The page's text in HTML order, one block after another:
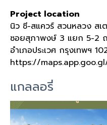
Project location
นิว ซี-สแควร์ สวนหลวง สเ
ซอยสุภาพงษ์ 3 แยก 5-2
อำเภอประเวศ กรุงเทพฯ
https://
แกลลอรี่